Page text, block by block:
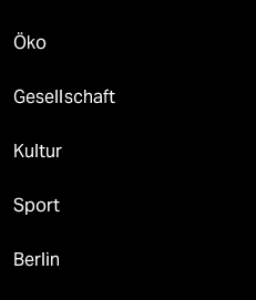
Öko
Gesellschaft
Kultur
Sport
Berlin